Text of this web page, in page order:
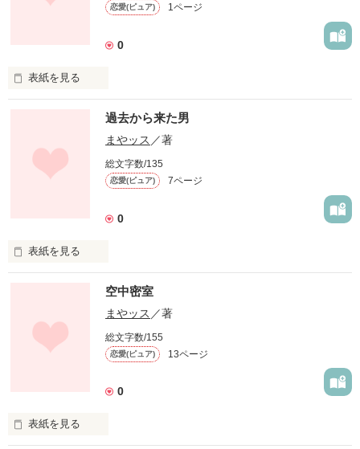
恋愛(ピュア) 1ページ
0
表紙を見る
作品を読む
過去から来た男
まやッス ／著
総文字数/135
恋愛(ピュア) 7ページ
0
表紙を見る
作品を読む
空中密室
まやッス ／著
総文字数/155
恋愛(ピュア) 13ページ
0
表紙を見る